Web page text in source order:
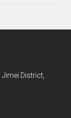
District,